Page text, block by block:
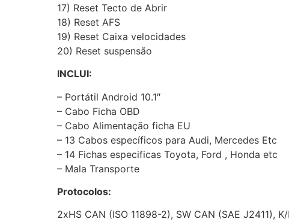
17) Reset Tecto de Abrir
18) Reset AFS
19) Reset Caixa velocidades
20) Reset suspensão
INCLUI:
– Portátil Android 10.1″
– Cabo Ficha OBD
– Cabo Alimentação ficha EU
– 13 Cabos específicos para Audi, Mercedes Etc
– 14 Fichas especificas Toyota, Ford , Honda etc
– Mala Transporte
Protocolos:
2xHS CAN (ISO 11898-2), SW CAN (SAE J2411),